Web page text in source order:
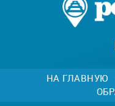
НА ГЛАВНУЮ